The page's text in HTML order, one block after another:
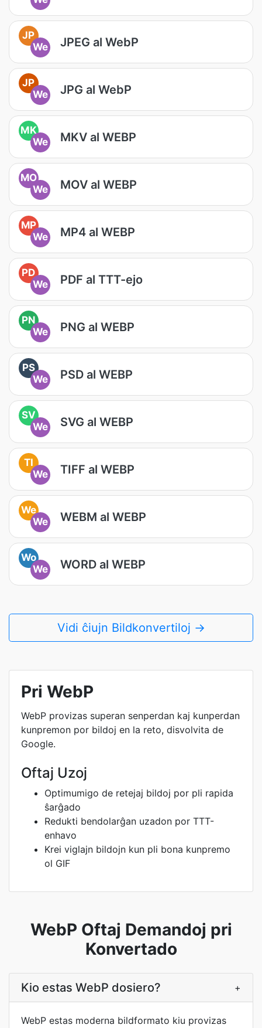
JP
We
JPEG al WebP
JP
We
JPG al WebP
MK
We
MKV al WEBP
MO
We
MOV al WEBP
MP
We
MP4 al WEBP
PD
We
PDF al TTT-ejo
PN
We
PNG al WEBP
PS
We
PSD al WEBP
SV
We
SVG al WEBP
TI
We
TIFF al WEBP
We
We
WEBM al WEBP
Wo
We
WORD al WEBP
Vidi ĉiujn Bildkonvertiloj →
Pri WebP
WebP provizas superan senperdan kaj kunperdan
kunpremon por bildoj en la reto, disvolvita de
Google.
Oftaj Uzoj
Optimumigo de retejaj bildoj por pli rapida
ŝarĝado
Redukti bendolarĝan uzadon por TTT-
enhavo
Krei viglajn bildojn kun pli bona kunpremo
ol GIF
WebP Oftaj Demandoj pri
Konvertado
Kio estas WebP dosiero? +
WebP estas moderna bildformato kiu provizas